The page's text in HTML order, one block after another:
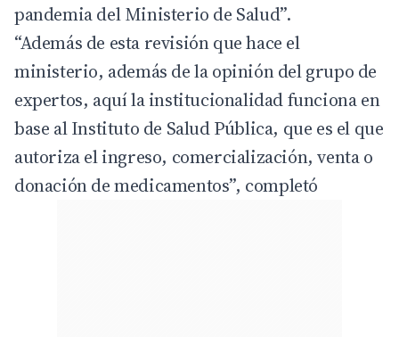
pandemia del Ministerio de Salud”.
“Además de esta revisión que hace el
ministerio, además de la opinión del grupo de
expertos, aquí la institucionalidad funciona en
base al Instituto de Salud Pública, que es el que
autoriza el ingreso, comercialización, venta o
donación de medicamentos”, completó